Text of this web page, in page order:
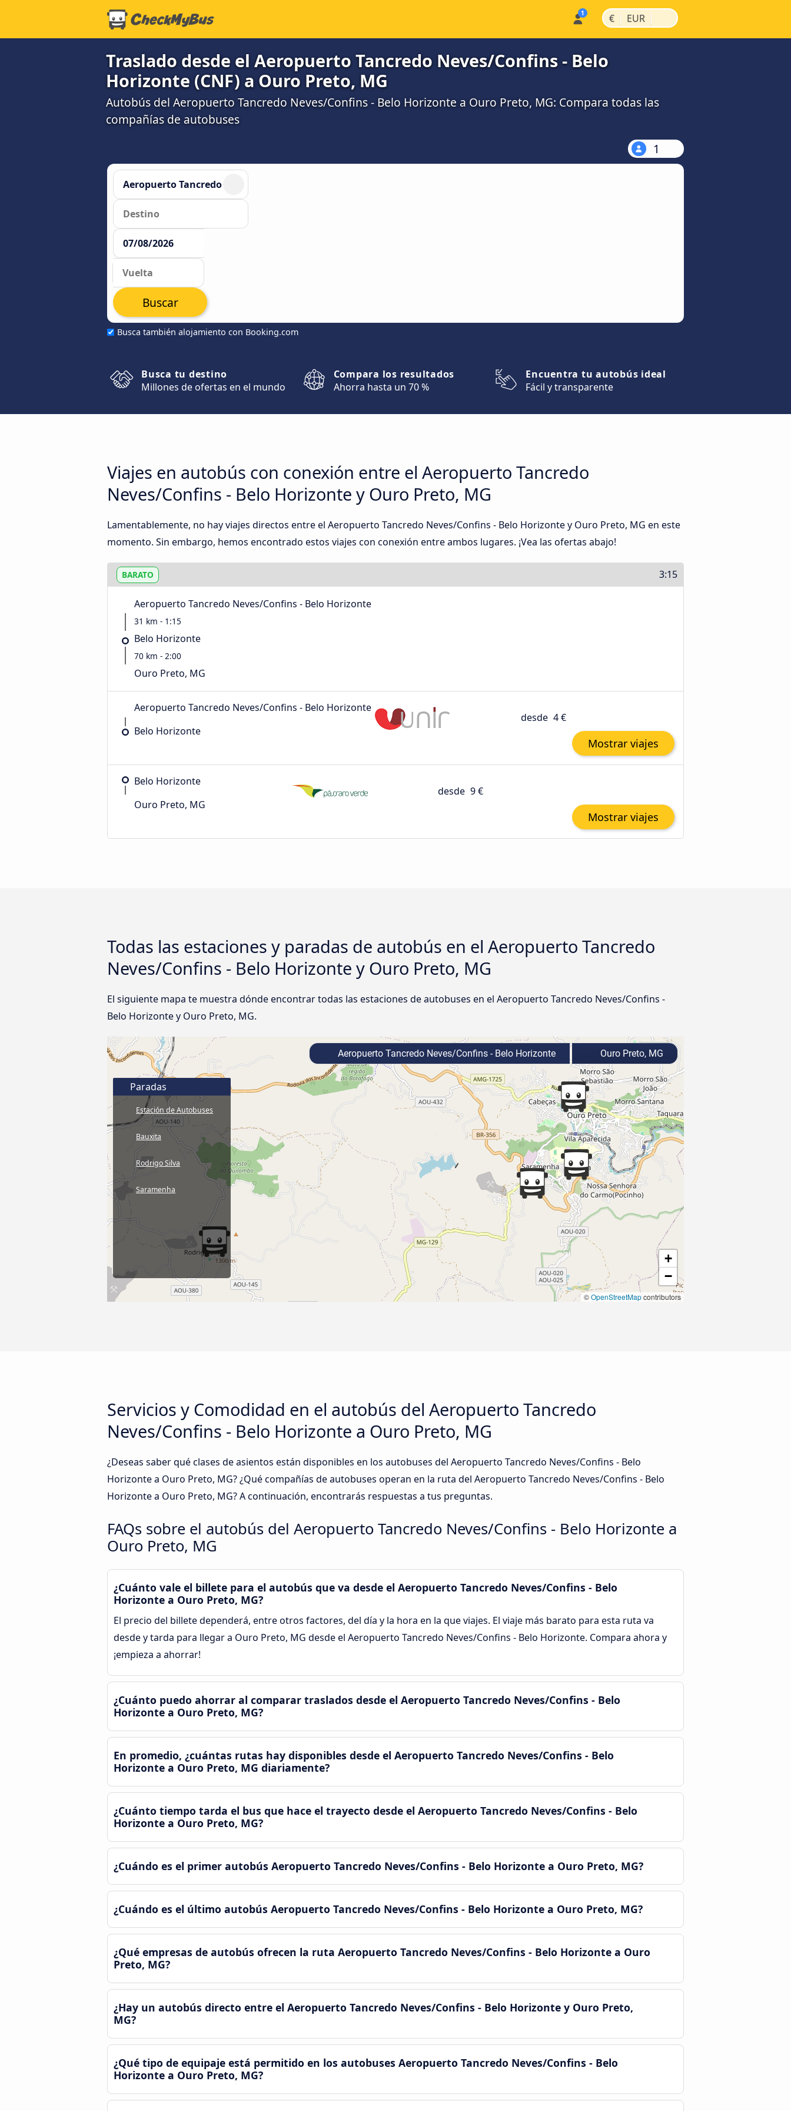
€ | EUR |
Traslado desde el Aeropuerto Tancredo Neves/Confins - Belo
Horizonte (CNF) a Ouro Preto, MG
Autobús del Aeropuerto Tancredo Neves/Confins - Belo Horizonte a Ouro Preto, MG: Compara todas las
compañías de autobuses
1
Busca también alojamiento con Booking.com
Buscar
Busca tu destino
Millones de ofertas en el mundo
Compara los resultados
Ahorra hasta un 70 %
Encuentra tu autobús ideal
Fácil y transparente
Viajes en autobús con conexión entre el Aeropuerto Tancredo
Neves/Confins - Belo Horizonte y Ouro Preto, MG
Lamentablemente, no hay viajes directos entre el Aeropuerto Tancredo Neves/Confins - Belo Horizonte y Ouro Preto, MG en este
momento. Sin embargo, hemos encontrado estos viajes con conexión entre ambos lugares. ¡Vea las ofertas abajo!
BARATO 3:15
Aeropuerto Tancredo Neves/Confins - Belo Horizonte
31 km - 1:15
Belo Horizonte
70 km - 2:00
Ouro Preto, MG
Aeropuerto Tancredo Neves/Confins - Belo Horizonte
Belo Horizonte
desde 4 €
Mostrar viajes
Belo Horizonte
Ouro Preto, MG
desde 9 €
Mostrar viajes
Todas las estaciones y paradas de autobús en el Aeropuerto Tancredo
Neves/Confins - Belo Horizonte y Ouro Preto, MG
El siguiente mapa te muestra dónde encontrar todas las estaciones de autobuses en el Aeropuerto Tancredo Neves/Confins -
Belo Horizonte y Ouro Preto, MG.
+
−
©OpenStreetMapcontributors
Paradas
Estación de Autobuses
Bauxita
Rodrigo Silva
Saramenha
Aeropuerto Tancredo Neves/Confins - Belo Horizonte Ouro Preto, MG
Servicios y Comodidad en el autobús del Aeropuerto Tancredo
Neves/Confins - Belo Horizonte a Ouro Preto, MG
¿Deseas saber qué clases de asientos están disponibles en los autobuses del Aeropuerto Tancredo Neves/Confins - Belo
Horizonte a Ouro Preto, MG? ¿Qué compañías de autobuses operan en la ruta del Aeropuerto Tancredo Neves/Confins - Belo
Horizonte a Ouro Preto, MG? A continuación, encontrarás respuestas a tus preguntas.
FAQs sobre el autobús del Aeropuerto Tancredo Neves/Confins - Belo Horizonte a
Ouro Preto, MG
¿Cuánto vale el billete para el autobús que va desde el Aeropuerto Tancredo Neves/Confins - Belo
Horizonte a Ouro Preto, MG?
El precio del billete dependerá, entre otros factores, del día y la hora en la que viajes. El viaje más barato para esta ruta va
desde y tarda para llegar a Ouro Preto, MG desde el Aeropuerto Tancredo Neves/Confins - Belo Horizonte. Compara ahora y
¡empieza a ahorrar!
¿Cuánto puedo ahorrar al comparar traslados desde el Aeropuerto Tancredo Neves/Confins - Belo
Horizonte a Ouro Preto, MG?
En promedio, ¿cuántas rutas hay disponibles desde el Aeropuerto Tancredo Neves/Confins - Belo
Horizonte a Ouro Preto, MG diariamente?
¿Cuánto tiempo tarda el bus que hace el trayecto desde el Aeropuerto Tancredo Neves/Confins - Belo
Horizonte a Ouro Preto, MG?
¿Cuándo es el primer autobús Aeropuerto Tancredo Neves/Confins - Belo Horizonte a Ouro Preto, MG?
¿Cuándo es el último autobús Aeropuerto Tancredo Neves/Confins - Belo Horizonte a Ouro Preto, MG?
¿Qué empresas de autobús ofrecen la ruta Aeropuerto Tancredo Neves/Confins - Belo Horizonte a Ouro
Preto, MG?
¿Hay un autobús directo entre el Aeropuerto Tancredo Neves/Confins - Belo Horizonte y Ouro Preto,
MG?
¿Qué tipo de equipaje está permitido en los autobuses Aeropuerto Tancredo Neves/Confins - Belo
Horizonte a Ouro Preto, MG?